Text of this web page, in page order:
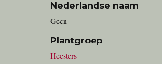
Nederlandse naam
geen
Plantgroep
Heesters